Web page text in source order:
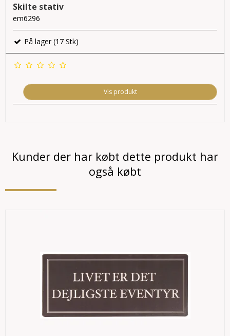
Skilte stativ
em6296
På lager (17 Stk)
Vis produkt
Kunder der har købt dette produkt har
også købt